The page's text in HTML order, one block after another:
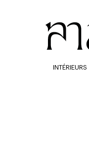
INTÉRIEURS